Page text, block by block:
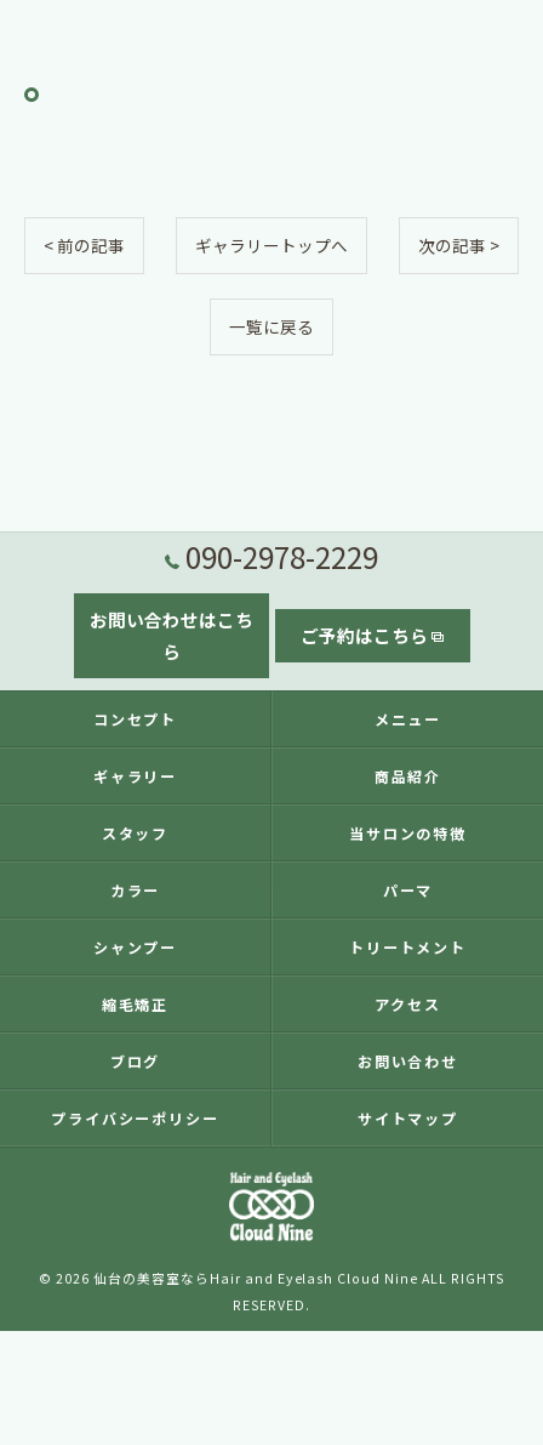
< 前の記事 ギャラリートップへ 次の記事 >
一覧に戻る
090-2978-2229
お問い合わせはこち
ら
ご予約はこちら
コンセプト メニュー
ギャラリー 商品紹介
スタッフ 当サロンの特徴
カラー パーマ
シャンプー トリートメント
縮毛矯正 アクセス
ブログ お問い合わせ
プライバシーポリシー サイトマップ
© 2026 仙台の美容室ならHair and Eyelash Cloud Nine ALL RIGHTS
RESERVED.